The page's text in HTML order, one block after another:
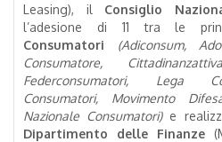
Leasing), il Consiglio
l’adesione di 11 tra le
Consumatori
(Adiconsum,
Consumatore,
Federconsumatori, Lega
Consumatori, Movimento
Nazionale Consumatori)e
Dipartimento delle Finanze